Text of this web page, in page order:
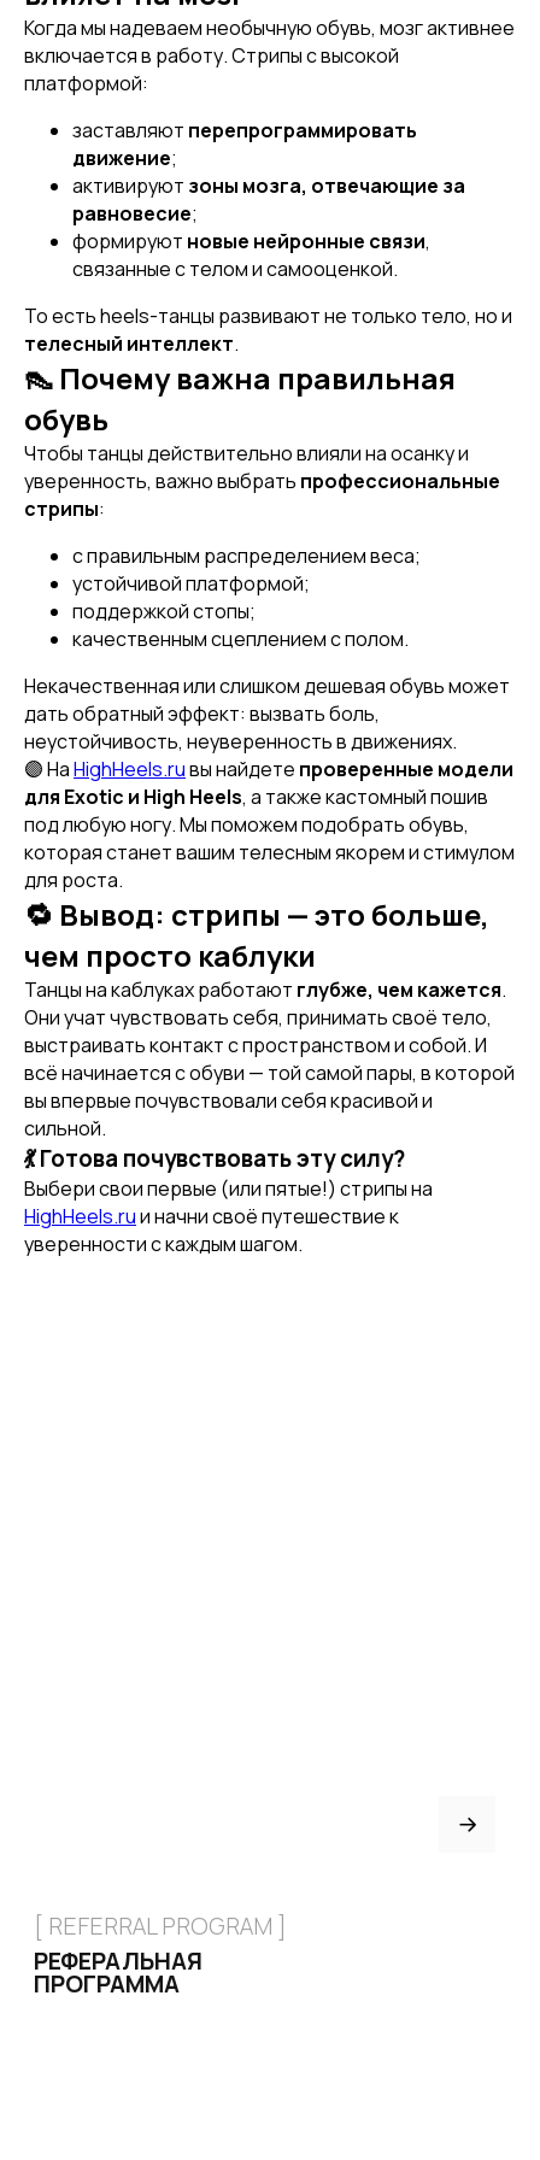
Когда мы надеваем необычную обувь, мозг активнее
включается в работу. Стрипы с высокой
платформой:
заставляют перепрограммировать
движение;
активируют зоны мозга, отвечающие за
равновесие;
формируют новые нейронные связи,
связанные с телом и самооценкой.
То есть heels-танцы развивают не только тело, но и
телесный интеллект.
👠 Почему важна правильная
обувь
Чтобы танцы действительно влияли на осанку и
уверенность, важно выбрать профессиональные
стрипы:
с правильным распределением веса;
устойчивой платформой;
поддержкой стопы;
качественным сцеплением с полом.
Некачественная или слишком дешевая обувь может
дать обратный эффект: вызвать боль,
неустойчивость, неуверенность в движениях.
🟣 НаHighHeels.ruвы найдете проверенные модели
для Exotic и High Heels, а также кастомный пошив
под любую ногу. Мы поможем подобрать обувь,
которая станет вашим телесным якорем и стимулом
для роста.
🔁 Вывод: стрипы — это больше,
чем просто каблуки
Танцы на каблуках работают глубже, чем кажется.
Они учат чувствовать себя, принимать своё тело,
выстраивать контакт с пространством и собой. И
всё начинается с обуви — той самой пары, в которой
вы впервые почувствовали себя красивой и
сильной.
💃 Готова почувствовать эту силу?
Выбери свои первые (или пятые!) стрипы на
HighHeels.ruи начни своё путешествие к
уверенности с каждым шагом.
[ REFERRAL PROGRAM ]
РЕФЕРАЛЬНАЯ
ПРОГРАММА
[ CERTIFICATE]
СЕРТИФИКАТ
[ CUSTOM FOOTWEAR ]
ИНДИВИДУАЛЬНЫЙ
ПОШИВ СТРИПОВ
[ CUSTOM FOOTWEAR ]